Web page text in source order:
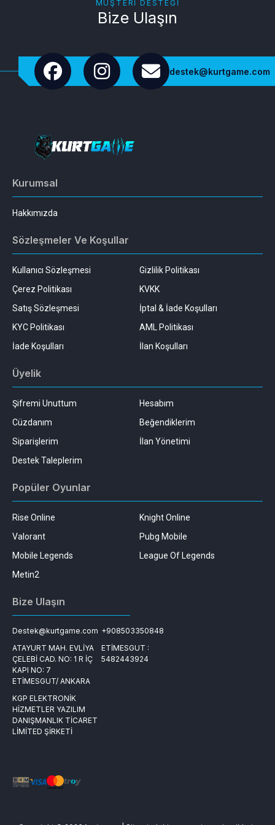
MÜŞTERI DESTEĞI
Bize Ulaşın
destek@kurtgame.com
Kurumsal
Hakkımızda
Sözleşmeler Ve Koşullar
Kullanıcı Sözleşmesi
Gizlilik Politikası
Çerez Politikası
KVKK
Satış Sözleşmesi
İptal & İade Koşulları
KYC Politikası
AML Politikası
İade Koşulları
İlan Koşulları
Üyelik
Şifremi Unuttum
Hesabım
Cüzdanım
Beğendiklerim
Siparişlerim
İlan Yönetimi
Destek Taleplerim
Popüler Oyunlar
Rise Online
Knight Online
Valorant
Pubg Mobile
Mobile Legends
League Of Legends
Metin2
Bize Ulaşın
Destek@kurtgame.com +908503350848
ATAYURT MAH. EVLİYA
ÇELEBİ CAD. NO: 1 R İÇ
KAPI NO: 7
ETİMESGUT/ ANKARA
ETİMESGUT :
5482443924
KGP ELEKTRONİK
HİZMETLER YAZILIM
DANIŞMANLIK TİCARET
LİMİTED ŞİRKETİ